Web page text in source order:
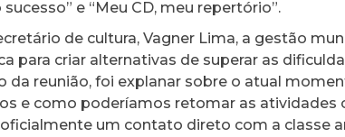
sucesso” e “Meu CD, meu repertório”.
de cultura, Vagner Lima, a gestão
para criar alternativas de superar as
da reunião, foi explanar sobre o atual
e como poderíamos retomar as atividades
um contato direto com a classe